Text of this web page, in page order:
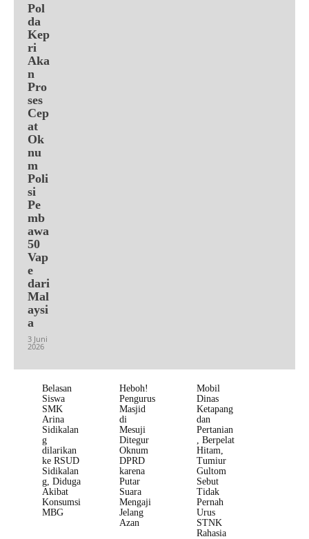
Pol
da
Kep
ri
Aka
n
Pro
ses
Cep
at
Ok
nu
m
Poli
si
Pe
mb
awa
50
Vap
e
dari
Mal
aysi
a
3 Juni
2026
Belasan
Siswa
SMK
Arina
Sidikalan
g
dilarikan
ke RSUD
Sidikalan
g, Diduga
Akibat
Konsumsi
MBG
Heboh!
Pengurus
Masjid
di
Mesuji
Ditegur
Oknum
DPRD
karena
Putar
Suara
Mengaji
Jelang
Azan
Mobil
Dinas
Ketapang
dan
Pertanian
, Berpelat
Hitam,
Tumiur
Gultom
Sebut
Tidak
Pernah
Urus
STNK
Rahasia